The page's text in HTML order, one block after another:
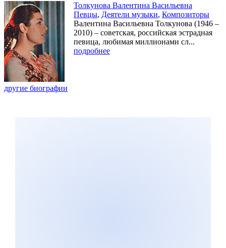
Толкунова Валентина Васильевна
Певцы, Деятели музыки, Композиторы
Валентина Васильевна Толкунова (1946 –
2010) – советская, российская эстрадная
певица, любимая миллионами сл...
подробнее
другие биографии